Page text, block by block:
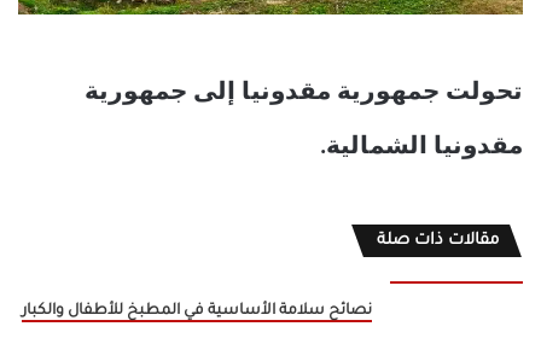
تحولت جمهورية مقدونيا إلى جمهورية
مقدونيا الشمالية.
مقالات ذات صلة
نصائح سلامة الأساسية في المطبخ للأطفال والكبار